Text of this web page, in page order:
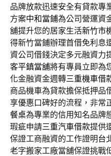
品牌放款迅速安全有貸款專
方案中和當鋪為公司營運資
舖提升您的居家生活新竹市
得新竹當鋪辦理首借免利息
資公司借錢決定多元融資力
客平鎮當舖將有專員立即為
化金融資金週轉三重機車借
商品機車為貸款擔保抵押品
享優惠口碑好的流程，非常
餐桌為專業的信用知名品牌
瑕疵申請三重汽車借款提供
保證工商融資的工作證明台
老字搬家工廠當舖保證挑戰